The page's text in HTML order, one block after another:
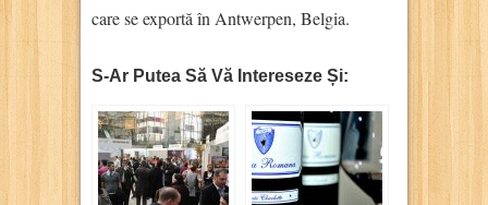
care se exportă în Antwerpen, Belgia.
S-Ar Putea Să Vă Intereseze Și: